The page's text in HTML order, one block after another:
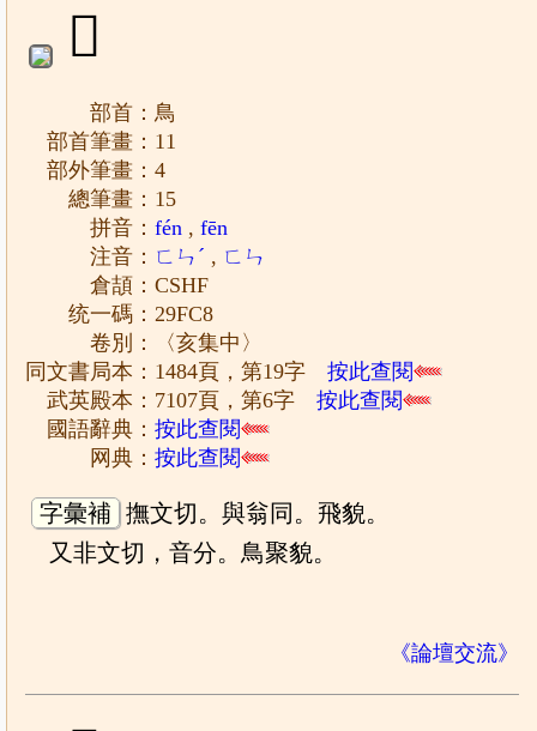
𩿈
部首：鳥
部首筆畫：11
部外筆畫：4
總筆畫：15
拼音：fén ,fēn
注音： ㄈㄣˊ , ㄈㄣ
倉頡：CSHF
统一碼：29FC8
卷別：〈亥集中〉
同文書局本：1484頁，第19字按此查閱
武英殿本：7107頁，第6字按此查閱
國語辭典：按此查閱
网典：按此查閱
字彙補 撫文切。與翁同。飛貌。
又非文切，音分。鳥聚貌。
《論壇交流》